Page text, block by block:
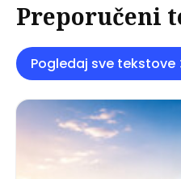
Preporučeni
Pogledaj sve tekstove